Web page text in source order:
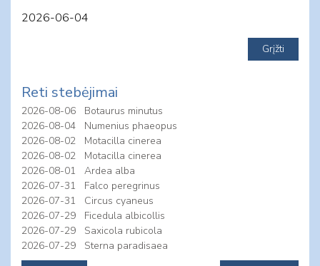
2026-06-04
Reti stebėjimai
2026-08-06
Botaurus minutus
2026-08-04
Numenius phaeopus
2026-08-02
Motacilla cinerea
2026-08-02
Motacilla cinerea
2026-08-01
Ardea alba
2026-07-31
Falco peregrinus
2026-07-31
Circus cyaneus
2026-07-29
Ficedula albicollis
2026-07-29
Saxicola rubicola
2026-07-29
Sterna paradisaea